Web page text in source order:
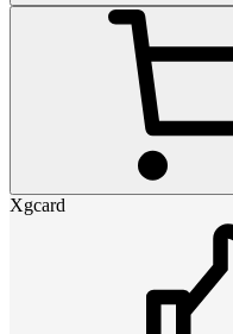
Xgcard